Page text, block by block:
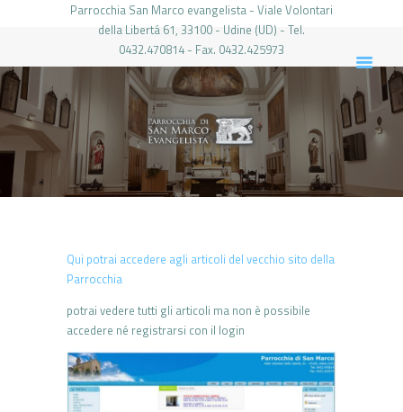
Parrocchia San Marco evangelista - Viale Volontari
della Libertá 61, 33100 - Udine (UD) - Tel.
0432.470814 - Fax. 0432.425973
PARROCCHIA DI SAN MARCO UDINE
HOME
LA PARROCCHIA
IL PARROCO
LE ATTIVITÀ
PIERABECH
FOTO E VIDEO
CONTATTI
LOGIN
Qui potrai accedere agli articoli del vecchio sito della
Parrocchia
potrai vedere tutti gli articoli ma non è possibile
accedere né registrarsi con il login